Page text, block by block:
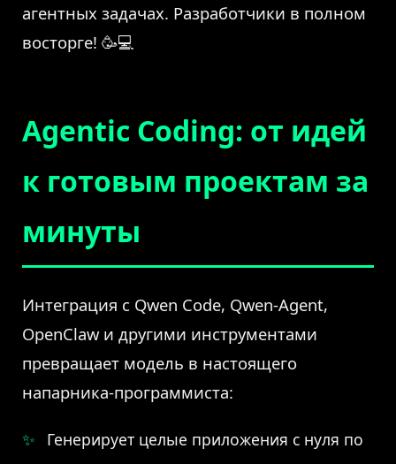
агентных задачах. Разработчики в полном
восторге! 🥳💻
Agentic Coding: от идей
к готовым проектам за
минуты
Интеграция с Qwen Code, Qwen-Agent,
OpenClaw и другими инструментами
превращает модель в настоящего
напарника-программиста:
Генерирует целые приложения с нуля по